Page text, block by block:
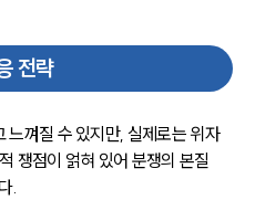
전략
느껴질 수 있지만, 실제로는 위자
쟁점이 얽혀 있어 분쟁의 본질
.